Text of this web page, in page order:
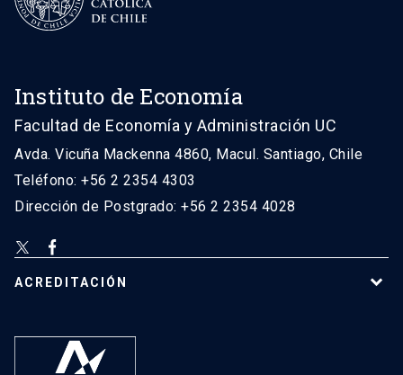
Instituto de Economía
Facultad de Economía y Administración UC
Avda. Vicuña Mackenna 4860, Macul. Santiago, Chile
Teléfono: +56 2 2354 4303
Dirección de Postgrado: +56 2 2354 4028
ACREDITACIÓN